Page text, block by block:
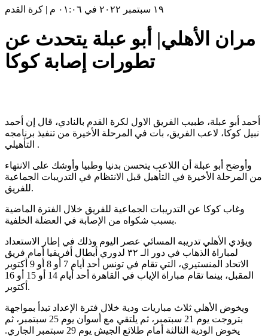
١٩ سبتمبر ٢٠٢٢ في ٠١:٠٦ م | كرة القدم
مران الأهلي| أبو عبلة يتحدث عن
تطورات إصابة كوكا
أحمد أبو عبلة، طبيب الفريق الاول لكرة القدم بالنادي، قال إن أحمد
نبيل كوكا، لاعب الفريق، بات في المرحلة الأخيرة من تنفيذ برنامجه
التأهيلي .
وأوضح أبو عبلة أن اللاعب يتحسن بدنيا وطبيا وأوشك على الانتهاء
من المرحلة الأخيرة في التأهيل قبل الانتظام في التدريبات الجماعية
للفريق.
وغاب كوكا عن التدريبات الجماعية للفريق خلال الفترة الماضية
بسبب شكواه من الإصابة في العضلة الخلفية.
ويؤدي الأهلي تدريبه المسائي عصر اليوم وذلك في إطار الاستعداد
لمباراة الذهاب في دور الـ ٣٢ لدوري أبطال أفريقيا أمام فريق
الاتحاد المنستيري، التي تقام في تونس أحد أيام 7 أو 8 أو 9 أكتوبر
المقبل، بينما تقام مباراة الإياب في القاهرة أحد أيام 14 أو 15 أو 16
أكتوبر.
ويخوض الأهلي ثلاث مباريات ودية خلال فترة الإعداد تبدأ بمواجهة
بتروجت يوم 21 ‏سبتمبر، ثم يلتقي مع أسوان يوم 25 سبتمبر، ثم
يخوض الودية الثالثة أمام طلائع الجيش يوم ‏‏29 سبتمبر الجاري.‏